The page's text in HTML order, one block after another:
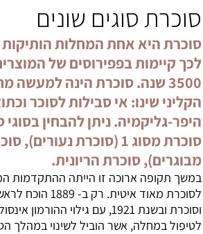
שונים
הותיקות ביותר, עדויות
של המוצרים הקדומים לפני כ-
הינה למעשה מחלה אשר ביטויה
לסוכר וכתוצאה מכך
להבחין בסוגי סוכרת שונים:
סוכרת מסוג 1 (סוכרת נעורים), סוכרת טייפ-2 (סוכרת
ההתקדמות המדעית בכל הקשור
לסוכרת מאוד איטית. רק ב- 1889 הוכח לראשונה הקשר בין לבלב
ובשנת 1921, עם גילוי ההורמון אינסולין, חל מהפך בגישה
לשינוי במהלך הטבעי שלה.